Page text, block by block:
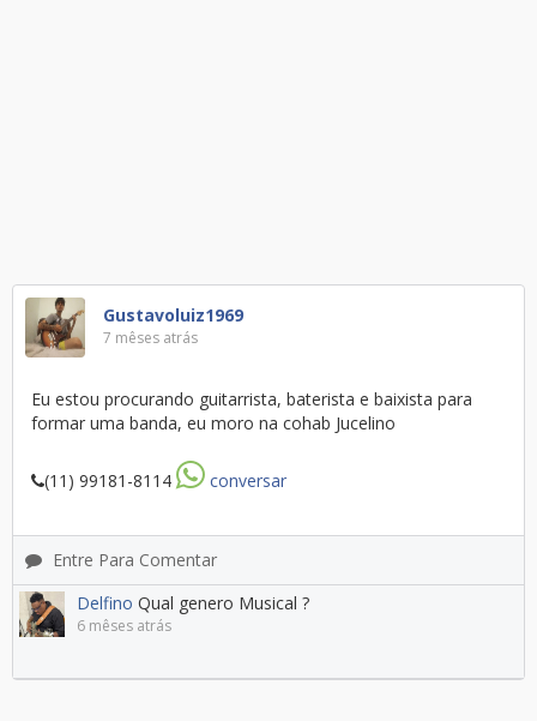
Gustavoluiz1969
7 mêses atrás
Eu estou procurando guitarrista, baterista e baixista para
formar uma banda, eu moro na cohab Jucelino
(11) 99181-8114 conversar
Entre Para Comentar
Delfino Qual genero Musical ?
6 mêses atrás